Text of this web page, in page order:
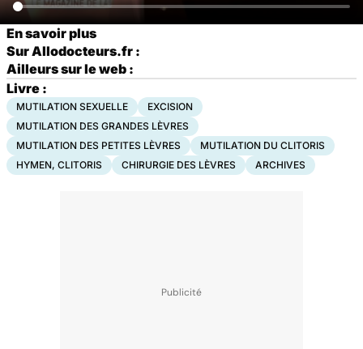
En savoir plus
Sur Allodocteurs.fr :
Ailleurs sur le web :
Livre :
MUTILATION SEXUELLE
EXCISION
MUTILATION DES GRANDES LÈVRES
MUTILATION DES PETITES LÈVRES
MUTILATION DU CLITORIS
HYMEN, CLITORIS
CHIRURGIE DES LÈVRES ARCHIVES